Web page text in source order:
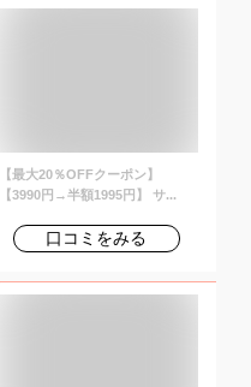
【最大20％OFFクーポン】
【3990円→半額1995円】 サング
ランド スクエア ブルー クリアレ
ンズ カラー レンズ 薄い 色 uv ス
ネ おしゃれ おすすめ
口コミをみる